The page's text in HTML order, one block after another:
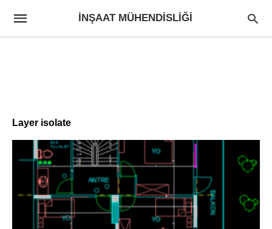
İNŞAAT MÜHENDISLIĞI
Layer isolate